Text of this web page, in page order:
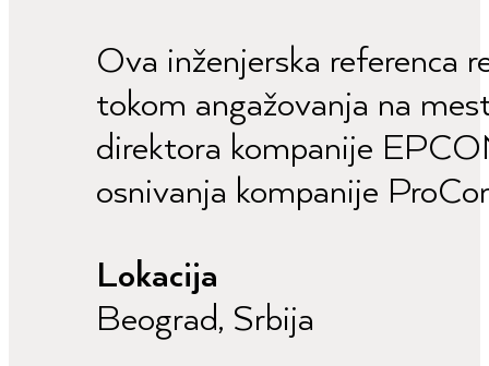
Ova inženjerska referenca
tokom angažovanja na
direktora kompanije
osnivanja kompanije
Lokacija
Beograd, Srbija